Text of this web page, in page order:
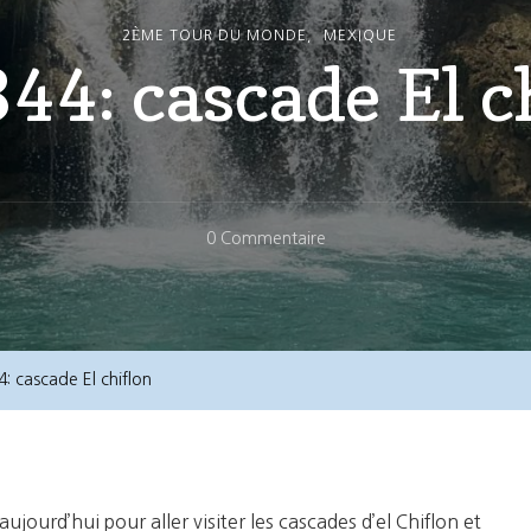
2ÈME TOUR DU MONDE MEXIQUE
cascade El
0 CommentaireSur
Jour
Chiflon
cascade El chiflon
pour aller visiter les cascades d’el Chiflon et